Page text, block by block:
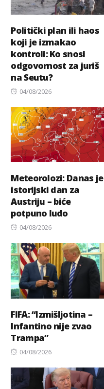
Politički plan ili haos
koji je izmakao
kontroli: Ko snosi
odgovornost za juriš
na Seutu?
Posted
04/08/2026
Meteorolozi: Danas je
istorijski dan za
Austriju – biće
potpuno ludo
Posted
04/08/2026
FIFA: “Izmišljotina –
Infantino nije zvao
Trampa”
Posted
04/08/2026